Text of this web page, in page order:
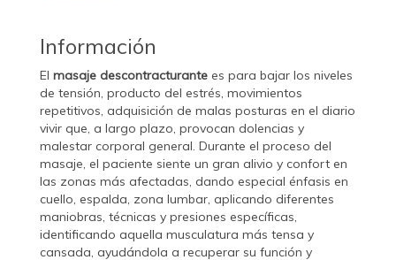
Información
El masaje descontracturante es para bajar los niveles
de tensión, producto del estrés, movimientos
repetitivos, adquisición de malas posturas en el diario
vivir que, a largo plazo, provocan dolencias y
malestar corporal general. Durante el proceso del
masaje, el paciente siente un gran alivio y confort en
las zonas más afectadas, dando especial énfasis en
cuello, espalda, zona lumbar, aplicando diferentes
maniobras, técnicas y presiones específicas,
identificando aquella musculatura más tensa y
cansada, ayudándola a recuperar su función y